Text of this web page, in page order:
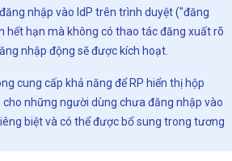
nhập vào IdP trên trình duyệt ("đăng
hết hạn mà không có thao tác đăng xuất rõ
nhập động sẽ được kích hoạt.
cung cấp khả năng để RP hiển thị hộp
những người dùng chưa đăng nhập vào
biệt và có thể được bổ sung trong tương